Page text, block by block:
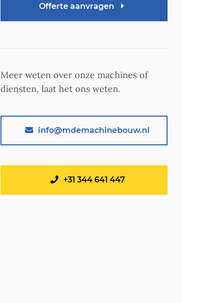
Offerte aanvragen
Meer weten over onze machines of
diensten, laat het ons weten.
info@mdemachinebouw.nl
+31 344 641 447